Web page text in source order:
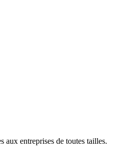
aux entreprises de toutes tailles.